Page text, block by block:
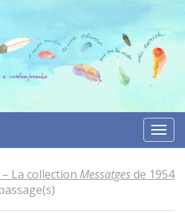
– La collection Messatgesde 1954